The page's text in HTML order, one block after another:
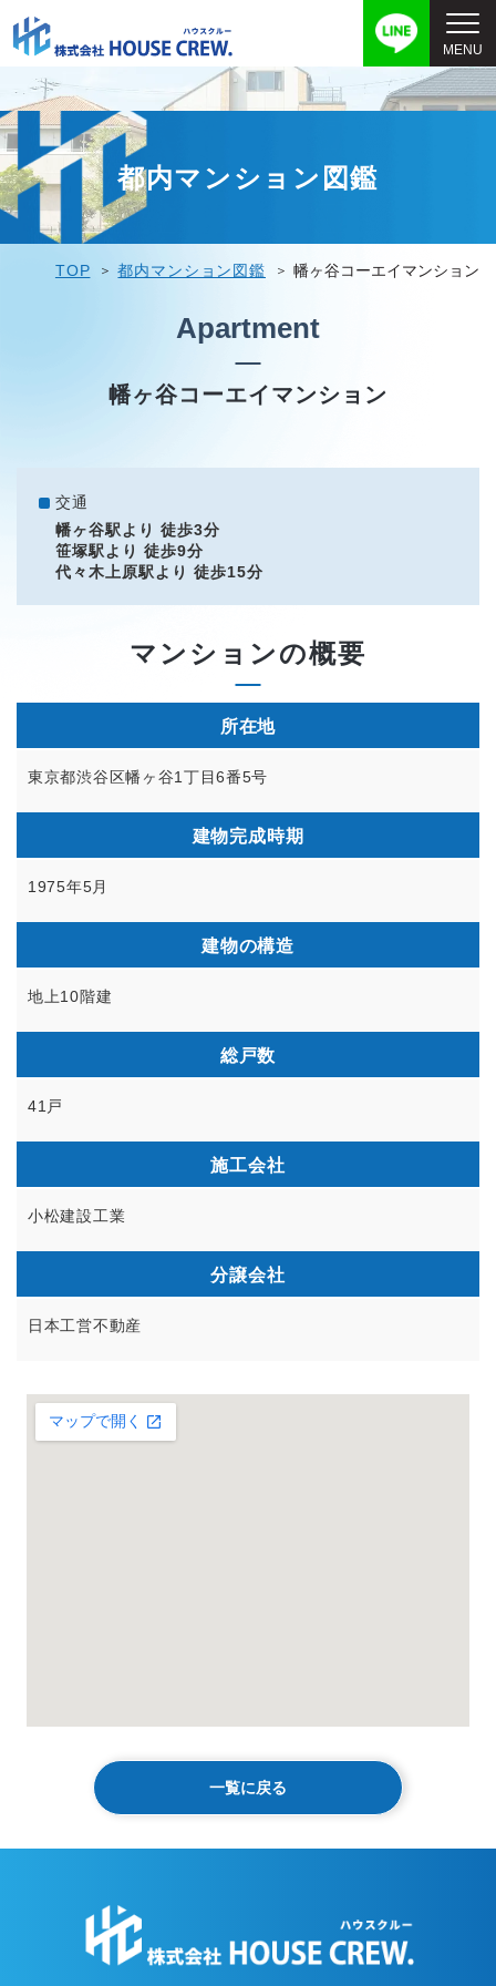
都内マンション図鑑
TOP 都内マンション図鑑 幡ヶ谷コーエイマンション
Apartment
幡ヶ谷コーエイマンション
交通
幡ヶ谷駅より 徒歩3分
笹塚駅より 徒歩9分
代々木上原駅より 徒歩15分
マンションの概要
所在地
東京都渋谷区幡ヶ谷1丁目6番5号
建物完成時期
1975年5月
建物の構造
地上10階建
総戸数
41戸
施工会社
小松建設工業
分譲会社
日本工営不動産
一覧に戻る